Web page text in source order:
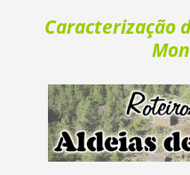
Caracterização